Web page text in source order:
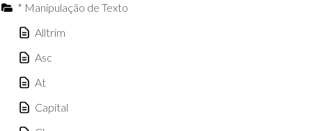
* Manipulação de Texto
Alltrim
Asc
At
Capital